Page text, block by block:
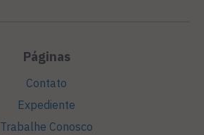
Páginas
Contato
Expediente
Trabalhe Conosco